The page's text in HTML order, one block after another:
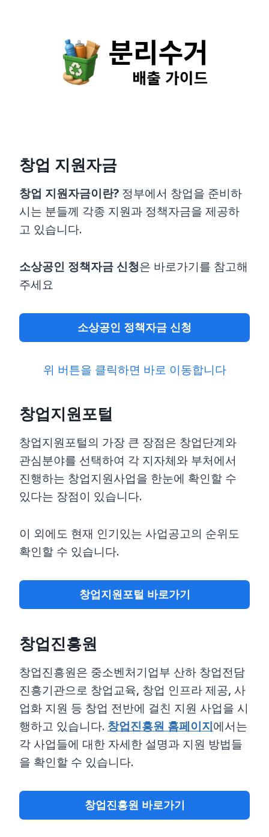
창업 지원자금
창업 지원자금이란?정부에서 창업을 준비하
시는 분들께 각종 지원과 정책자금을 제공하
고 있습니다.
소상공인 정책자금 신청은 바로가기를 참고해
주세요
소상공인 정책자금 신청
위 버튼을 클릭하면 바로 이동합니다
창업지원포털
창업지원포털의 가장 큰 장점은 창업단계와
관심분야를 선택하여 각 지자체와 부처에서
진행하는 창업지원사업을 한눈에 확인할 수
있다는 장점이 있습니다.
이 외에도 현재 인기있는 사업공고의 순위도
확인할 수 있습니다.
창업지원포털 바로가기
창업진흥원
창업진흥원은 중소벤처기업부 산하 창업전담
진흥기관으로 창업교육, 창업 인프라 제공, 사
업화 지원 등 창업 전반에 걸친 지원 사업을 시
행하고 있습니다.창업진흥원 홈페이지에서는
각 사업들에 대한 자세한 설명과 지원 방법들
을 확인할 수 있습니다.
창업진흥원 바로가기